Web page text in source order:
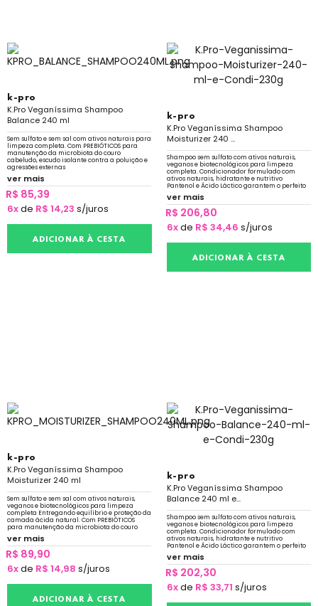
k-pro
K.Pro Veganíssima Shampoo
Balance 240 ml
Sem sulfato e sem sal com ativos naturais para
limpeza completa. Com PREBIÓTICOS para
manutenção da microbiota do couro
cabeludo, escudo isolante contra a poluição e
agressões externas
ver mais
R$ 85,39
6xde R$ 14,23 s/juros
ADICIONAR À CESTA
k-pro
K.Pro Veganíssima Shampoo
Moisturizer 240 ...
Shampoo sem sulfato com ativos naturais,
veganos e biotecnológicos para limpeza
completa. Condicionador formulado com
ativos naturais, hidratante e nutritivo
Pantenol e Ácido Láctico garantem o perfeito
ver mais
R$ 206,80
6xde R$ 34,46 s/juros
ADICIONAR À CESTA
k-pro
K.Pro Veganíssima Shampoo
Moisturizer 240 ml
Sem sulfato e sem sal com ativos naturais,
veganos e biotecnológicos para limpeza
completa Entregando equilíbrio e proteção da
camada ácida natural. Com PREBIÓTICOS
para manutenção da microbiota do couro
ver mais
R$ 89,90
6xde R$ 14,98 s/juros
ADICIONAR À CESTA
k-pro
K.Pro Veganíssima Shampoo
Balance 240 ml e...
Shampoo sem sulfato com ativos naturais,
veganos e biotecnológicos para limpeza
completa. Condicionador formulado com
ativos naturais, hidratante e nutritivo
Pantenol e Ácido Láctico garantem o perfeito
ver mais
R$ 202,30
6xde R$ 33,71 s/juros